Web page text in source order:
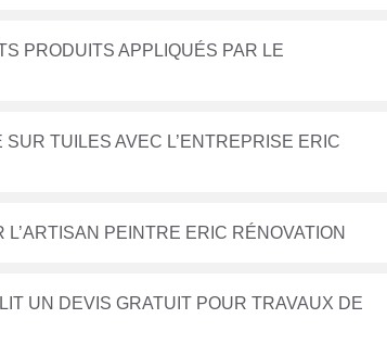
PRODUITS APPLIQUÉS PAR LE
TUILES AVEC L’ENTREPRISE ERIC
PEINTRE ERIC RÉNOVATION
UN DEVIS GRATUIT POUR TRAVAUX DE